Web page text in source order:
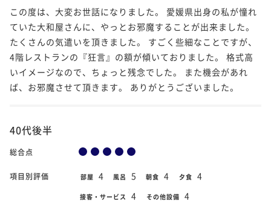
この度は、大変お世話になりました。 愛媛県出身の私が憧れ
ていた大和屋さんに、やっとお邪魔することが出来ました。
たくさんの気遣いを頂きました。 すごく些細なことですが、
4階レストランの『狂言』の額が傾いておりました。 格式高
いイメージなので、ちょっと残念でした。 また機会があれ
ば、お邪魔させて頂きます。 ありがとうございました。
40代後半
総合点
項目別評価 部屋 4 風呂 5 朝食 4 夕食 4
接客・サービス 4 その他設備 4